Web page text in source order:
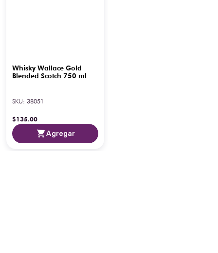
Whisky Wallace Gold
Blended Scotch 750 ml
SKU: 38051
$135.00
Agregar